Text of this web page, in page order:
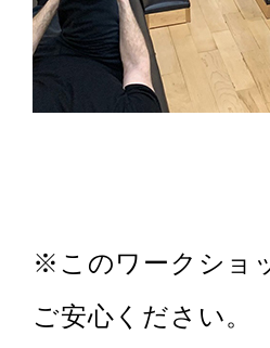
※このワークショ
ご安心ください。